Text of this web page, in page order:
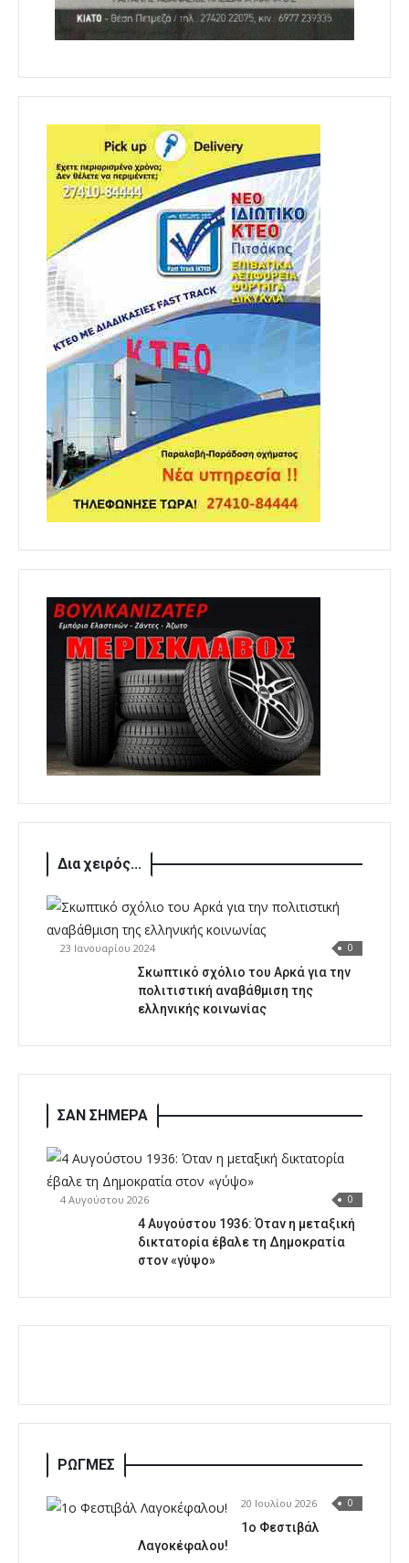
Δια χειρός...
23 Ιανουαρίου 2024 0
Σκωπτικό σχόλιο του Αρκά για την
πολιτιστική αναβάθμιση της
ελληνικής κοινωνίας
ΣΑΝ ΣΗΜΕΡΑ
4 Αυγούστου 2026 0
4 Αυγούστου 1936: Όταν η μεταξική
δικτατορία έβαλε τη Δημοκρατία
στον «γύψο»
ΡΩΓΜΕΣ
20 Ιουλίου 2026 0
1o Φεστιβάλ
Λαγοκέφαλου!